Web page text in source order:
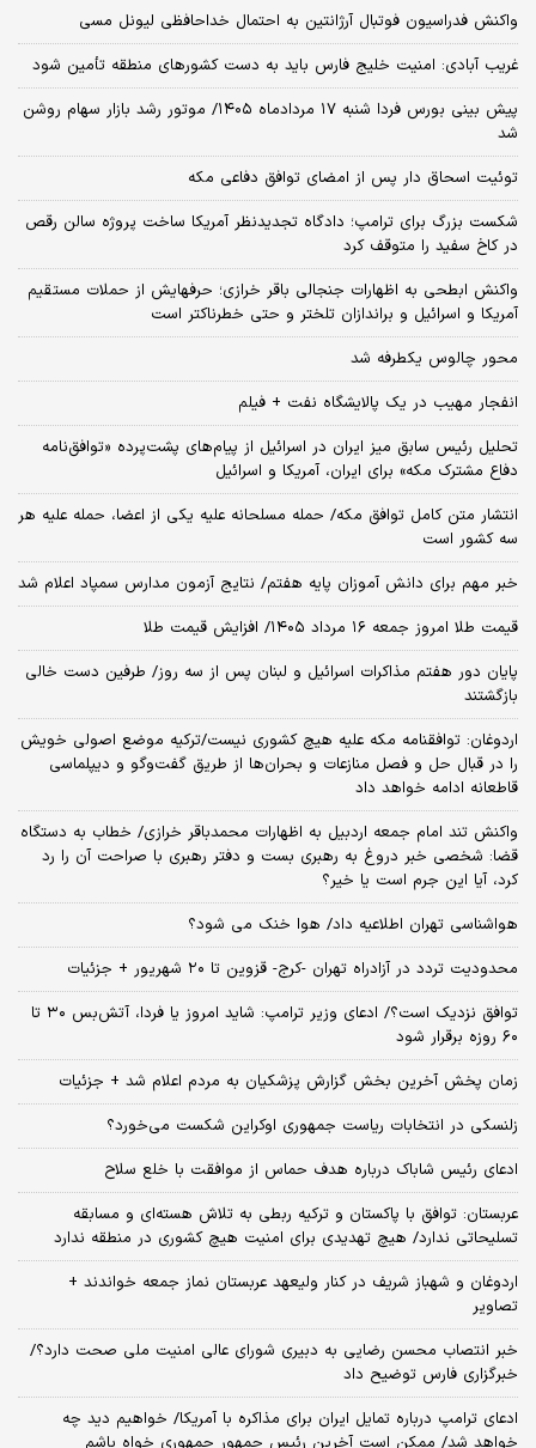
واکنش فدراسیون فوتبال آرژانتین به احتمال خداحافظی لیونل مسی
غریب آبادی: امنیت خلیج فارس باید به دست کشورهای منطقه تأمین شود
پیش بینی بورس فردا شنبه ۱۷ مردادماه ۱۴۰۵/ موتور رشد بازار سهام روشن
شد
توئیت اسحاق دار پس از امضای توافق دفاعی مکه
شکست بزرگ برای ترامپ؛ دادگاه تجدیدنظر آمریکا ساخت پروژه سالن رقص
در کاخ سفید را متوقف کرد
واکنش ابطحی به اظهارات جنجالی باقر خرازی؛ حرفهایش از حملات مستقیم
آمریکا و اسرائیل و براندازان تلختر و حتی خطرناکتر است
محور چالوس یکطرفه شد
انفجار مهیب در یک پالایشگاه نفت + فیلم
تحلیل رئیس سابق میز ایران در اسرائیل از پیام‌های پشت‌پرده «توافق‌نامه
دفاع مشترک مکه» برای ایران، آمریکا و اسرائیل
انتشار متن کامل توافق مکه/ حمله مسلحانه علیه یکی از اعضا، حمله علیه هر
سه کشور است
خبر مهم برای دانش آموزان پایه هفتم/ نتایج آزمون مدارس سمپاد اعلام شد
قیمت طلا امروز جمعه ۱۶ مرداد ۱۴۰۵/ افزایش قیمت طلا
پایان دور هفتم مذاکرات اسرائیل و لبنان پس از سه روز/ طرفین دست خالی
بازگشتند
اردوغان: توافقنامه مکه علیه هیچ کشوری نیست/ترکیه موضع اصولی خویش
را در قبال حل و فصل منازعات و بحران‌ها از طریق گفت‌وگو و دیپلماسی
قاطعانه ادامه خواهد داد
واکنش تند امام جمعه اردبیل به اظهارات محمدباقر خرازی/ خطاب به دستگاه
قضا: شخصی خبر دروغ به رهبری بست و دفتر رهبری با صراحت آن را رد
کرد، آیا این جرم است یا خیر؟
هواشناسی تهران اطلاعیه داد/ هوا خنک می شود؟
محدودیت تردد در آزادراه تهران -کرج- قزوین تا ۲۰ شهریور + جزئیات
توافق نزدیک است؟/ ادعای وزیر ترامپ: شاید امروز یا فردا، آتش‌بس ۳۰ تا
۶۰ روزه برقرار شود
زمان پخش آخرین بخش گزارش پزشکیان به مردم اعلام شد + جزئیات
زلنسکی در انتخابات ریاست جمهوری اوکراین شکست می‌خورد؟
ادعای رئیس شاباک درباره هدف حماس از موافقت با خلع سلاح
عربستان: توافق با پاکستان و ترکیه ربطی به تلاش هسته‌ای و مسابقه
تسلیحاتی ندارد/ هیچ تهدیدی برای امنیت هیچ کشوری در منطقه ندارد
اردوغان و شهباز شریف در کنار ولیعهد عربستان نماز جمعه خواندند +
تصاویر
خبر انتصاب محسن رضایی به دبیری شورای عالی امنیت ملی صحت دارد؟/
خبرگزاری فارس توضیح داد
ادعای ترامپ درباره تمایل ایران برای مذاکره با آمریکا/ خواهیم دید چه
خواهد شد/ ممکن است آخرین رئیس‌ جمهور جمهوری خواه باشم